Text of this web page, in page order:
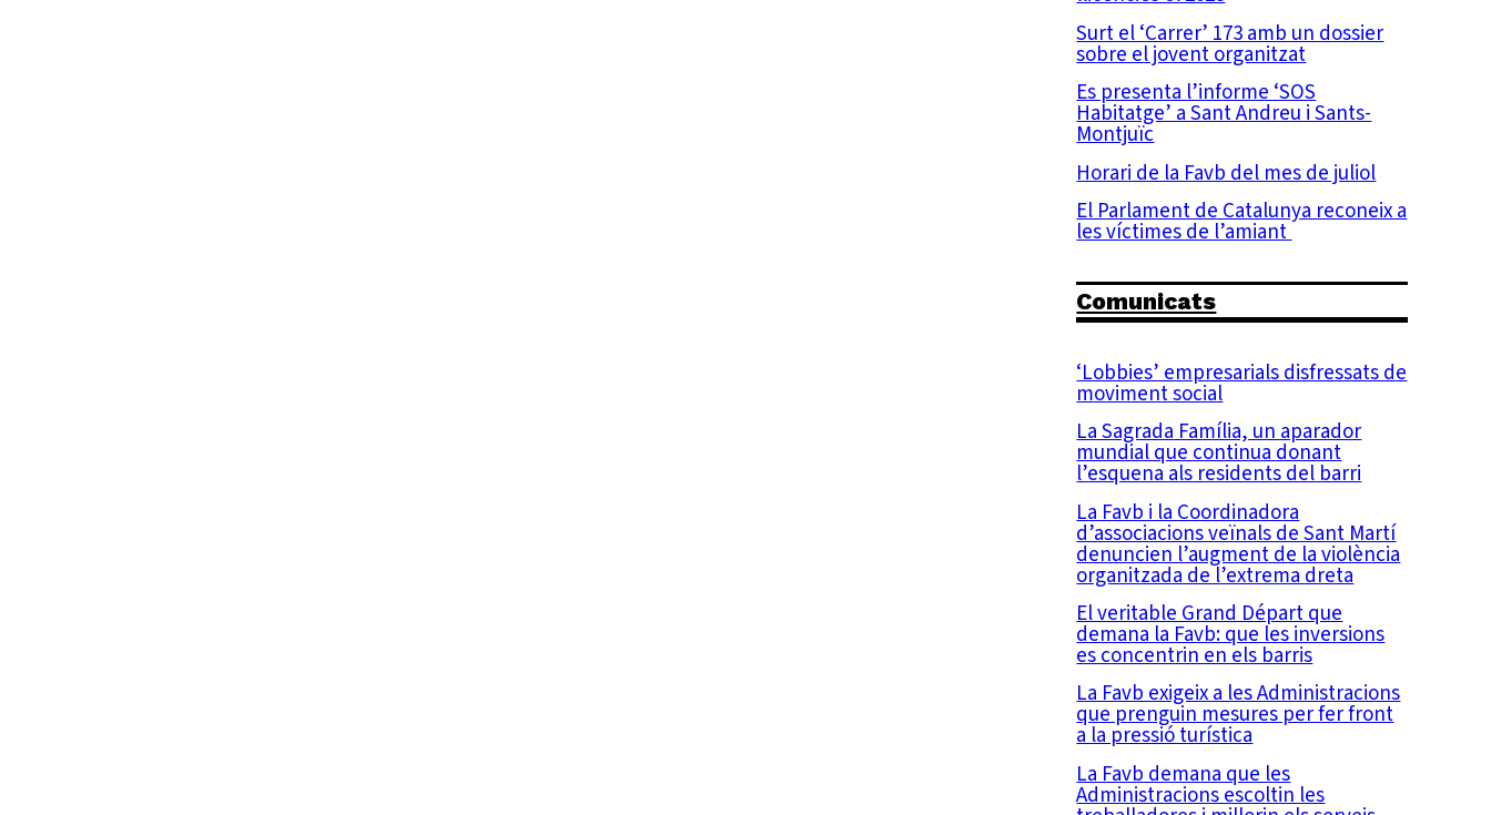
Surt el ‘Carrer’ 173 amb un dossier
sobre el jovent organitzat
Es presenta l’informe ‘SOS
Habitatge’ a Sant Andreu i Sants-
Montjuïc
Horari de la Favb del mes de juliol
El Parlament de Catalunya reconeix a
les víctimes de l’amiant
Comunicats
‘Lobbies’ empresarials disfressats de
moviment social
La Sagrada Família, un aparador
mundial que continua donant
l’esquena als residents del barri
La Favb i la Coordinadora
d’associacions veïnals de Sant Martí
denuncien l’augment de la violència
organitzada de l’extrema dreta
El veritable Grand Départ que
demana la Favb: que les inversions
es concentrin en els barris
La Favb exigeix a les Administracions
que prenguin mesures per fer front
a la pressió turística
La Favb demana que les
Administracions escoltin les